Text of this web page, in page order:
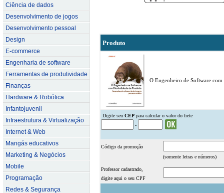
Ciência de dados
Desenvolvimento de jogos
Desenvolvimento pessoal
Design
E-commerce
Engenharia de software
Ferramentas de produtividade
Finanças
Hardware & Robótica
Infantojuvenil
Infraestrutura & Virtualização
Internet & Web
Mangás educativos
Marketing & Negócios
Mobile
Programação
Redes & Segurança
Produto
O Engenheiro de Software
Digite seu CEP para calcular o valor do frete
-
Código da promoção
(somente letras e números)
Professor cadastrado,
digite aqui o seu CPF